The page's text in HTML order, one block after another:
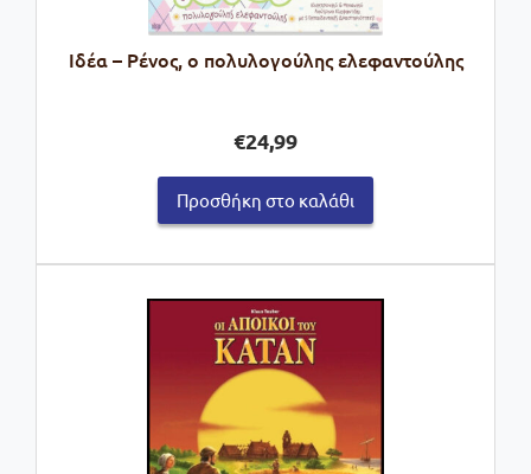
Ιδέα – Ρένος, ο πολυλογούλης ελεφαντούλης
€24,99
Προσθήκη στο καλάθι